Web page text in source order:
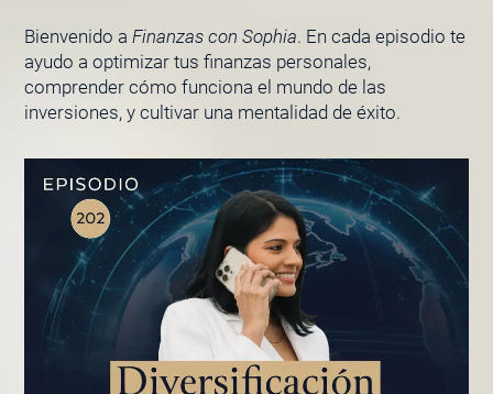
Bienvenido a Finanzas con Sophia. En cada episodio te
ayudo a optimizar tus finanzas personales,
comprender cómo funciona el mundo de las
inversiones, y cultivar una mentalidad de éxito.
PÁGINA
PÁGINA
PÁGINAPÁGINA